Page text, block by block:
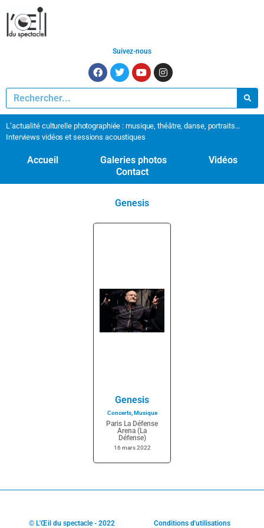
Suivez-nous
L’actualité culturelle photographiée : musique, théâtre, danse, portraits…
Interviews vidéos et sessions acoustiques
Accueil Galeries photos
Vidéos
Contact
Genesis
Genesis
Concerts,Musique
Paris La Défense
Arena (La
Défense)
16 mars 2022
© L'Œil du spectacle - 2022 Conditions d'utilisations